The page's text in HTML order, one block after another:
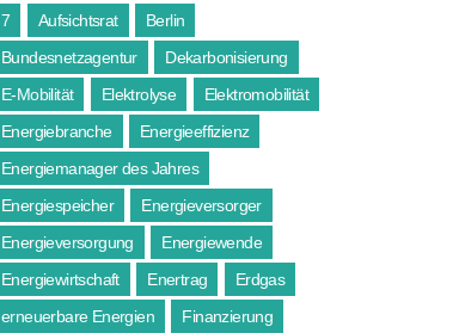
7 Aufsichtsrat
Berlin
Bundesnetzagentur
Dekarbonisierung
E-Mobilität
Elektrolyse
Elektromobilität
Energiebranche
Energieeffizienz
Energiemanager des Jahres
Energiespeicher
Energieversorger
Energieversorgung
Energiewende
Energiewirtschaft
Enertrag
Erdgas
erneuerbare Energien
Finanzierung